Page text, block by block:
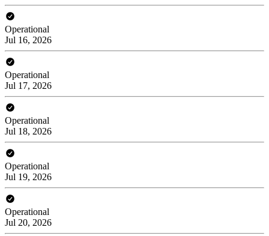
Operational
Jul 16, 2026
Operational
Jul 17, 2026
Operational
Jul 18, 2026
Operational
Jul 19, 2026
Operational
Jul 20, 2026